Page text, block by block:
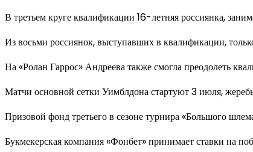
В третьем круге квалификации 16-летняя россиянка,
Из восьми россиянок, выступавших в квалификации,
На «Ролан Гаррос» Андреева также смогла преодолеть
Матчи основной сетки Уимблдона стартуют 3 июля,
Призовой фонд третьего в сезоне турнира «Большого
Букмекерская компания «Фонбет» принимает ставки на